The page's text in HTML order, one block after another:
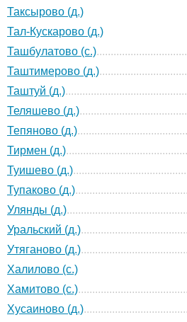
Таксырово (д.)
Тал-Кускарово (д.)
Ташбулатово (с.)
Таштимерово (д.)
Таштуй (д.)
Теляшево (д.)
Тепяново (д.)
Тирмен (д.)
Туишево (д.)
Тупаково (д.)
Улянды (д.)
Уральский (д.)
Утяганово (д.)
Халилово (с.)
Хамитово (с.)
Хусаиново (д.)